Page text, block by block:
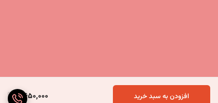
2,650,000 افزودن به سبد خرید